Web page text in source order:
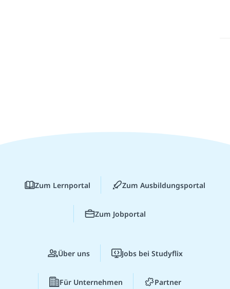
Zum Lernportal Zum Ausbildungsportal
Zum Jobportal
Über uns Jobs bei Studyflix
Für Unternehmen Partner